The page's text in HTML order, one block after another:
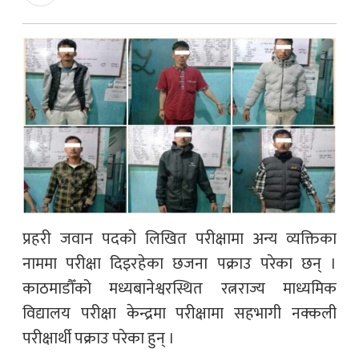
प्रहरी जवान पदको लिखित परीक्षामा अन्य व्यक्तिका
नाममा परीक्षा दिइरहेका छजना पक्राउ परेका छन् ।
काठमाडौँको मध्यबानेश्वरस्थित रत्नराज्य माध्यमिक
विद्यालय परीक्षा केन्द्रमा परीक्षामा सहभागी नक्कली
परीक्षार्थी पक्राउ परेका हुन् ।